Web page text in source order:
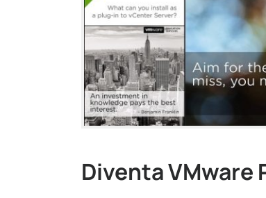
Diventa VMware